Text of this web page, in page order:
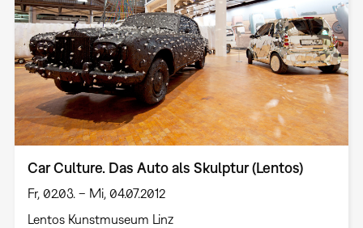
Car Culture. Das Auto als Skulptur (Lentos)
Fr, 02.03. – Mi, 04.07.2012
Lentos Kunstmuseum Linz